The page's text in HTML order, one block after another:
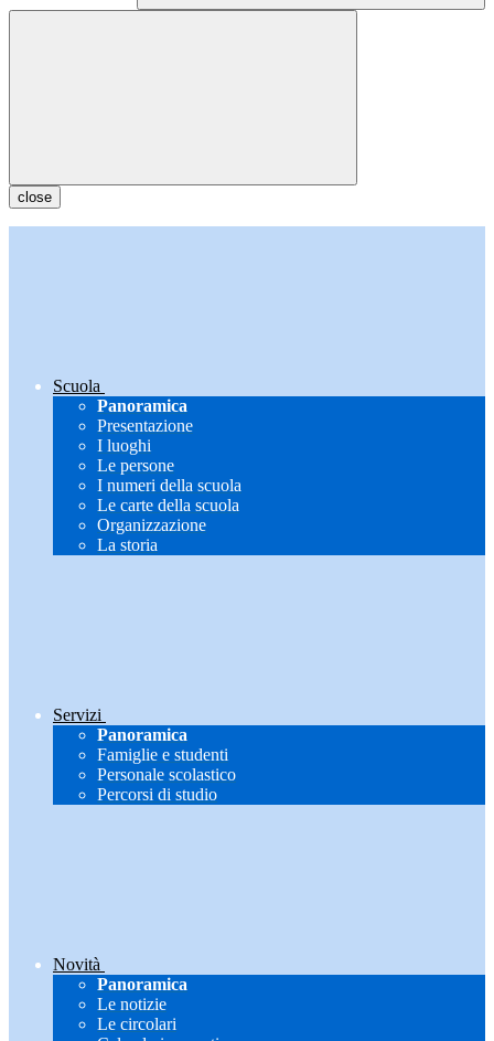
close
Scuola
Panoramica
Presentazione
I luoghi
Le persone
I numeri della scuola
Le carte della scuola
Organizzazione
La storia
Servizi
Panoramica
Famiglie e studenti
Personale scolastico
Percorsi di studio
Novità
Panoramica
Le notizie
Le circolari